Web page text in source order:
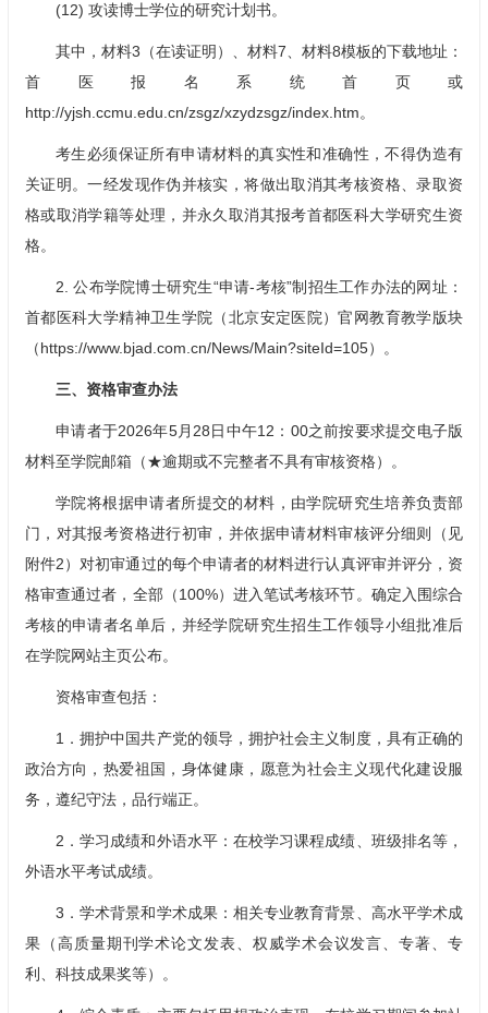
(12) 攻读博士学位的研究计划书。
其中，材料3（在读证明）、材料7、材料8模板的下载地址：
首医报名系统首页或
http://yjsh.ccmu.edu.cn/zsgz/xzydzsgz/index.htm。
考生必须保证所有申请材料的真实性和准确性，不得伪造有
关证明。一经发现作伪并核实，将做出取消其考核资格、录取资
格或取消学籍等处理，并永久取消其报考首都医科大学研究生资
格。
2. 公布学院博士研究生“申请-考核”制招生工作办法的网址：
首都医科大学精神卫生学院（北京安定医院）官网教育教学版块
（https://www.bjad.com.cn/News/Main?siteId=105）。
三、资格审查办法
申请者于2026年5月28日中午12：00之前按要求提交电子版
材料至学院邮箱（★逾期或不完整者不具有审核资格）。
学院将根据申请者所提交的材料，由学院研究生培养负责部
门，对其报考资格进行初审，并依据申请材料审核评分细则（见
附件2）对初审通过的每个申请者的材料进行认真评审并评分，资
格审查通过者，全部（100%）进入笔试考核环节。确定入围综合
考核的申请者名单后，并经学院研究生招生工作领导小组批准后
在学院网站主页公布。
资格审查包括：
1．拥护中国共产党的领导，拥护社会主义制度，具有正确的
政治方向，热爱祖国，身体健康，愿意为社会主义现代化建设服
务，遵纪守法，品行端正。
2．学习成绩和外语水平：在校学习课程成绩、班级排名等，
外语水平考试成绩。
3．学术背景和学术成果：相关专业教育背景、高水平学术成
果（高质量期刊学术论文发表、权威学术会议发言、专著、专
利、科技成果奖等）。